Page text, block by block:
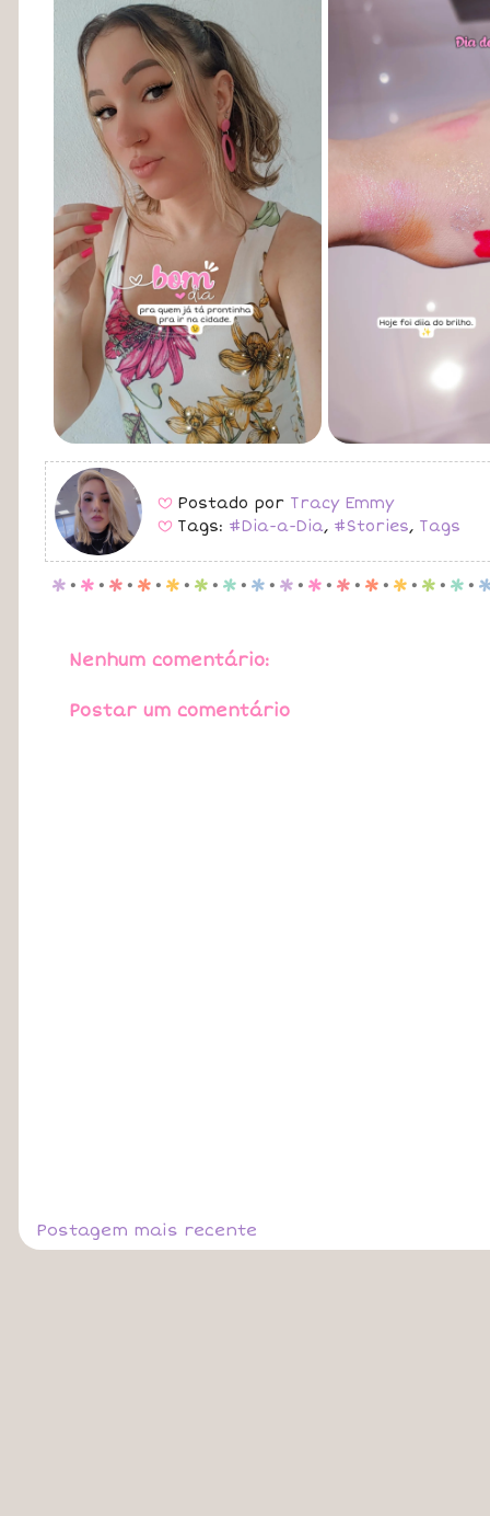
B Postado por Tracy Emmy
B Tags: #Dia-a-Dia, #Stories, Tags
p . p . p . p . p . p . p . p . p . p . p . p . p . p . p .
Nenhum comentário:
Postar um comentário
Postagem mais recente